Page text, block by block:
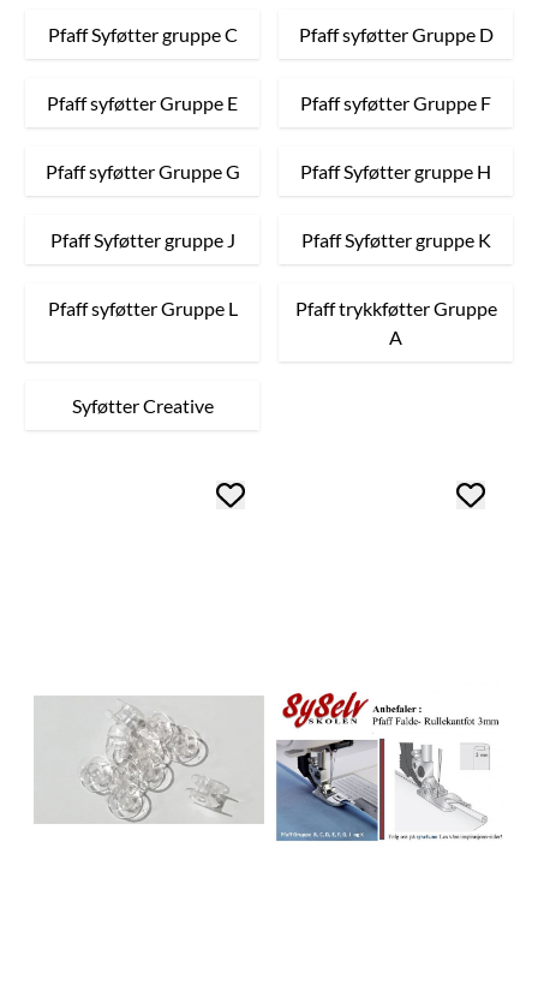
Pfaff Syføtter gruppe C Pfaff syføtter Gruppe D
Pfaff syføtter Gruppe E Pfaff syføtter Gruppe F
Pfaff syføtter Gruppe G Pfaff Syføtter gruppe H
Pfaff Syføtter gruppe J Pfaff Syføtter gruppe K
Pfaff syføtter Gruppe L
Pfaff trykkføtter Gruppe
A
Syføtter Creative